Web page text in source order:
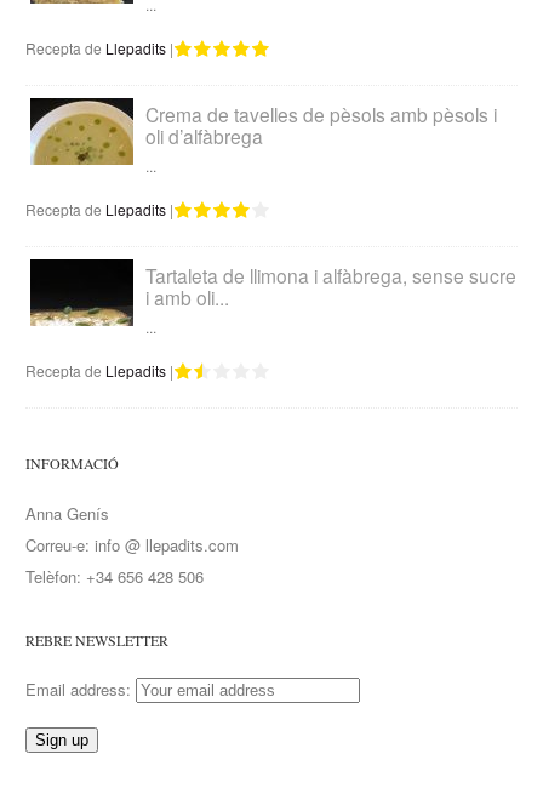
...
Recepta de Llepadits |
Crema de tavelles de pèsols amb pèsols i
oli d’alfàbrega
...
Recepta de Llepadits |
Tartaleta de llimona i alfàbrega, sense sucre
i amb oli...
...
Recepta de Llepadits |
INFORMACIÓ
Anna Genís
Correu-e: info @ llepadits.com
Telèfon: +34 656 428 506
REBRE NEWSLETTER
Email address: